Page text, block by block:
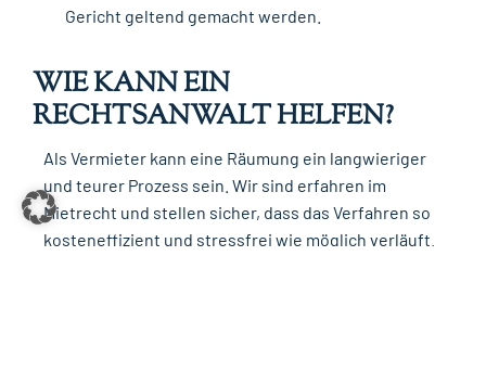
Gericht geltend gemacht werden.
WIE KANN EIN
RECHTSANWALT HELFEN?
Als Vermieter kann eine Räumung ein langwieriger
und teurer Prozess sein. Wir sind erfahren im
Mietrecht und stellen sicher, dass das Verfahren so
kosteneffizient und stressfrei wie möglich verläuft.